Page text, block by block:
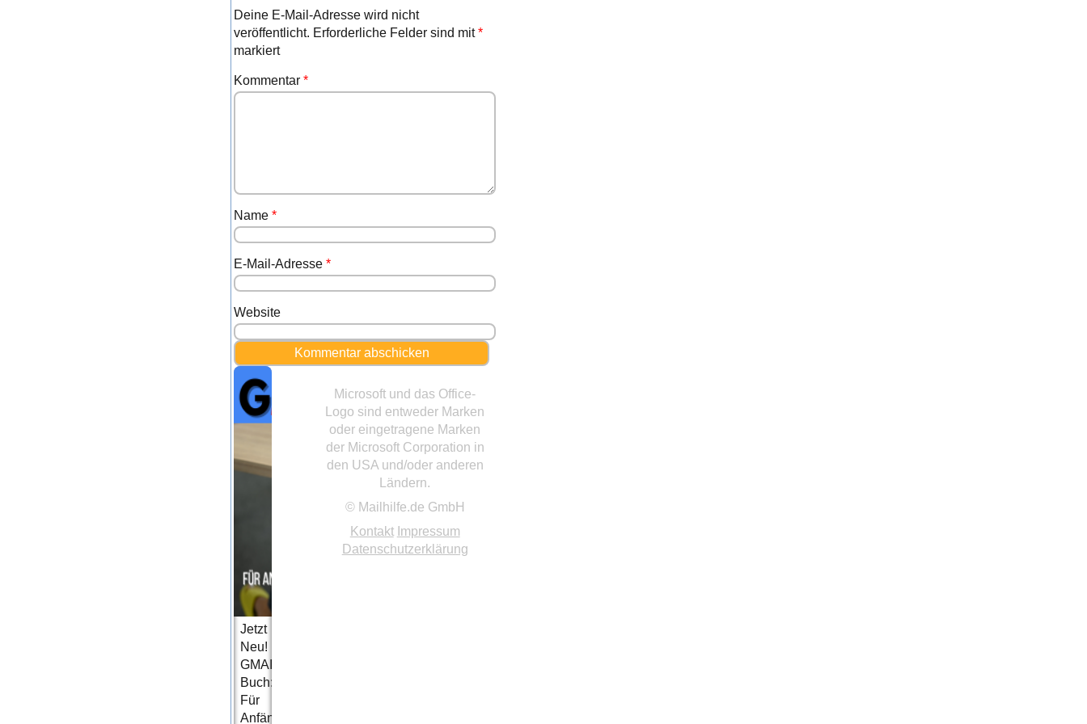
Deine E-Mail-Adresse wird nicht
veröffentlicht. Erforderliche Felder sind mit*
markiert
Kommentar*
Name*
E-Mail-Adresse*
Website
Jetzt
Neu!
GMAIL
Buch:
Für
Anfänger
Microsoft und das Office-
Logo sind entweder Marken
oder eingetragene Marken
der Microsoft Corporation in
den USA und/oder anderen
Ländern.
© Mailhilfe.de GmbH
Kontakt Impressum
Datenschutzerklärung